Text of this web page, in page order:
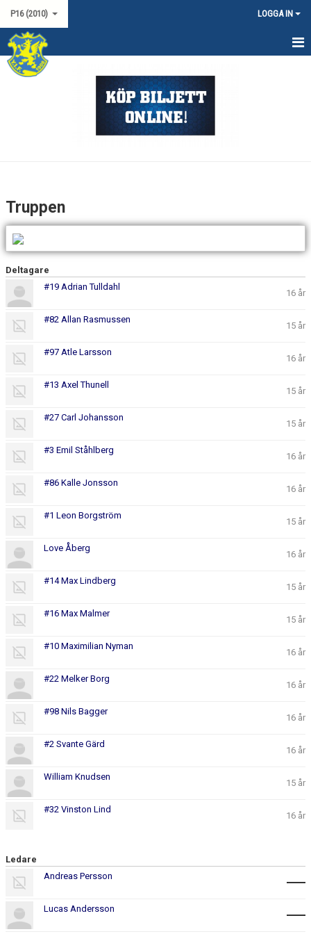
P16 (2010) LOGGA IN
HEM
KONTAKT
MATCHER
SERIESPEL P19 SYD
USM P16
Truppen
Deltagare
#19 Adrian Tulldahl
16 år
#82 Allan Rasmussen
15 år
#97 Atle Larsson
16 år
#13 Axel Thunell
15 år
#27 Carl Johansson
15 år
#3 Emil Ståhlberg
16 år
#86 Kalle Jonsson
16 år
#1 Leon Borgström
15 år
Love Åberg
16 år
#14 Max Lindberg
15 år
#16 Max Malmer
15 år
#10 Maximilian Nyman
16 år
#22 Melker Borg
16 år
#98 Nils Bagger
16 år
#2 Svante Gärd
16 år
William Knudsen
15 år
#32 Vinston Lind
16 år
Ledare
Andreas Persson
Lucas Andersson